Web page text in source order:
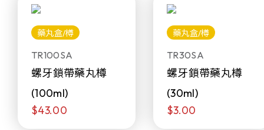
藥丸盒/樽
TR100SA
螺牙鎖帶藥丸樽
(100ml)
$43.00
藥丸盒/樽
TR30SA
螺牙鎖帶藥丸樽
(30ml)
$3.00